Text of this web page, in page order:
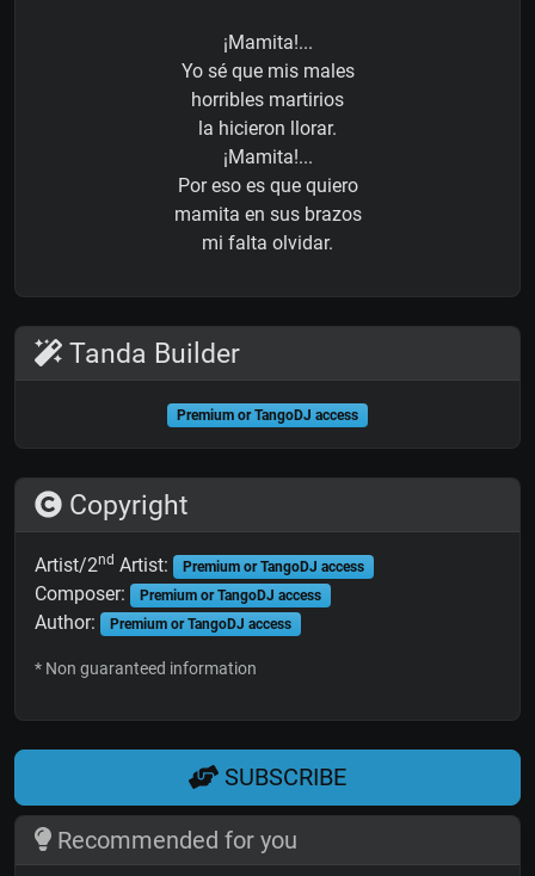
¡Mamita!...
Yo sé que mis males
horribles martirios
la hicieron llorar.
¡Mamita!...
Por eso es que quiero
mamita en sus brazos
mi falta olvidar.
Tanda Builder
Premium or TangoDJ access
Copyright
Artist/2nd Artist: Premium or TangoDJ access
Composer: Premium or TangoDJ access
Author: Premium or TangoDJ access
* Non guaranteed information
SUBSCRIBE
Recommended for you